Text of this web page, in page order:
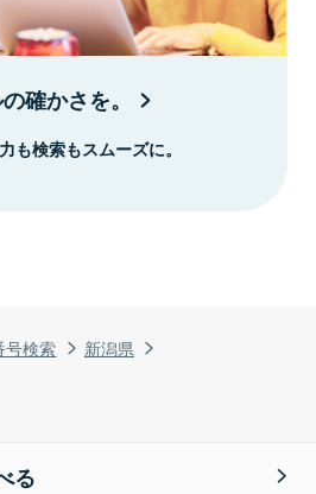
号検索
新潟県
確かさを。
も検索もスムーズに。
る